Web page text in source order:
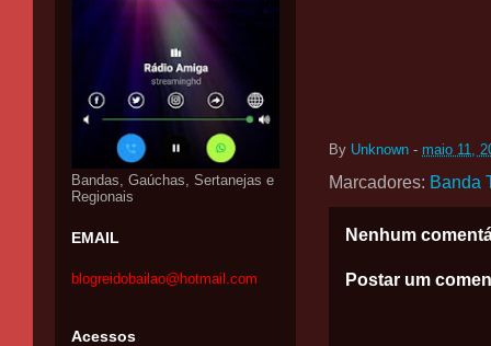
By Unknown - maio 11,
Marcadores: Banda
Nenhum
Postar um
Bandas, Gaúchas, Sertanejas e
Regionais
EMAIL
blogreidobailao@hotmail.com
Acessos